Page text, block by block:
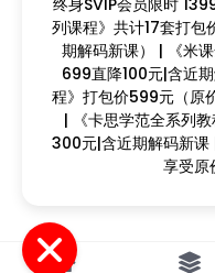
❅
闽
列课程》共计17套打
期解码新课） | 《米
699直降100元|含近
程》打包价599元（原
| 《卡思学范全系列
300元|含近期解码新课
享受原